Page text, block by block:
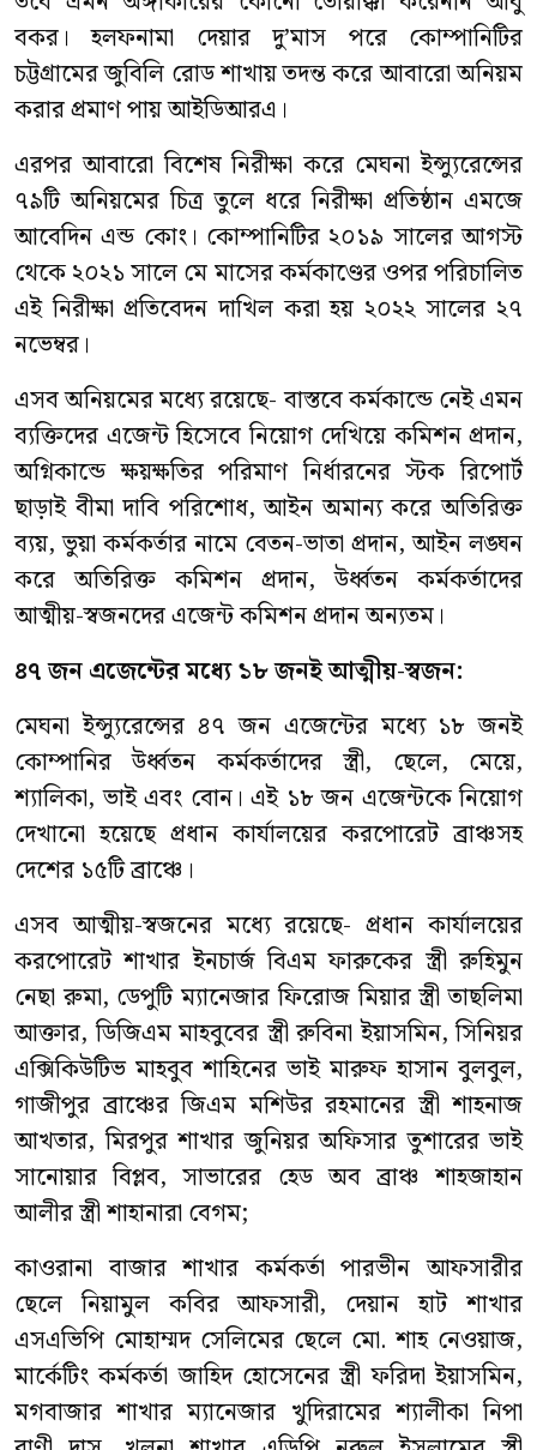
বকর। হলফনামা দেয়ার দু’মাস পরে কোম্পানিটির
চট্টগ্রামের জুবিলি রোড শাখায় তদন্ত করে আবারো অনিয়ম
করার প্রমাণ পায় আইডিআরএ।
এরপর আবারো বিশেষ নিরীক্ষা করে মেঘনা ইন্স্যুরেন্সের
৭৯টি অনিয়মের চিত্র তুলে ধরে নিরীক্ষা প্রতিষ্ঠান এমজে
আবেদিন এন্ড কোং। কোম্পানিটির ২০১৯ সালের আগস্ট
থেকে ২০২১ সালে মে মাসের কর্মকাণ্ডের ওপর পরিচালিত
এই নিরীক্ষা প্রতিবেদন দাখিল করা হয় ২০২২ সালের ২৭
নভেম্বর।
এসব অনিয়মের মধ্যে রয়েছে- বাস্তবে কর্মকান্ডে নেই এমন
ব্যক্তিদের এজেন্ট হিসেবে নিয়োগ দেখিয়ে কমিশন প্রদান,
অগ্নিকান্ডে ক্ষয়ক্ষতির পরিমাণ নির্ধারনের স্টক রিপোর্ট
ছাড়াই বীমা দাবি পরিশোধ, আইন অমান্য করে অতিরিক্ত
ব্যয়, ভুয়া কর্মকর্তার নামে বেতন-ভাতা প্রদান, আইন লঙ্ঘন
করে অতিরিক্ত কমিশন প্রদান, উর্ধ্বতন কর্মকর্তাদের
আত্মীয়-স্বজনদের এজেন্ট কমিশন প্রদান অন্যতম।
৪৭ জন এজেন্টের মধ্যে ১৮ জনই আত্মীয়-স্বজন:
মেঘনা ইন্স্যুরেন্সের ৪৭ জন এজেন্টের মধ্যে ১৮ জনই
কোম্পানির উর্ধ্বতন কর্মকর্তাদের স্ত্রী, ছেলে, মেয়ে,
শ্যালিকা, ভাই এবং বোন। এই ১৮ জন এজেন্টকে নিয়োগ
দেখানো হয়েছে প্রধান কার্যালয়ের করপোরেট ব্রাঞ্চসহ
দেশের ১৫টি ব্রাঞ্চে।
এসব আত্মীয়-স্বজনের মধ্যে রয়েছে- প্রধান কার্যালয়ের
করপোরেট শাখার ইনচার্জ বিএম ফারুকের স্ত্রী রুহিমুন
নেছা রুমা, ডেপুটি ম্যানেজার ফিরোজ মিয়ার স্ত্রী তাছলিমা
আক্তার, ডিজিএম মাহবুবের স্ত্রী রুবিনা ইয়াসমিন, সিনিয়র
এক্সিকিউটিভ মাহবুব শাহিনের ভাই মারুফ হাসান বুলবুল,
গাজীপুর ব্রাঞ্চের জিএম মশিউর রহমানের স্ত্রী শাহনাজ
আখতার, মিরপুর শাখার জুনিয়র অফিসার তুশারের ভাই
সানোয়ার বিপ্লব, সাভারের হেড অব ব্রাঞ্চ শাহজাহান
আলীর স্ত্রী শাহানারা বেগম;
কাওরানা বাজার শাখার কর্মকর্তা পারভীন আফসারীর
ছেলে নিয়ামুল কবির আফসারী, দেয়ান হাট শাখার
এসএভিপি মোহাম্মদ সেলিমের ছেলে মো. শাহ নেওয়াজ,
মার্কেটিং কর্মকর্তা জাহিদ হোসেনের স্ত্রী ফরিদা ইয়াসমিন,
মগবাজার শাখার ম্যানেজার খুদিরামের শ্যালীকা নিপা